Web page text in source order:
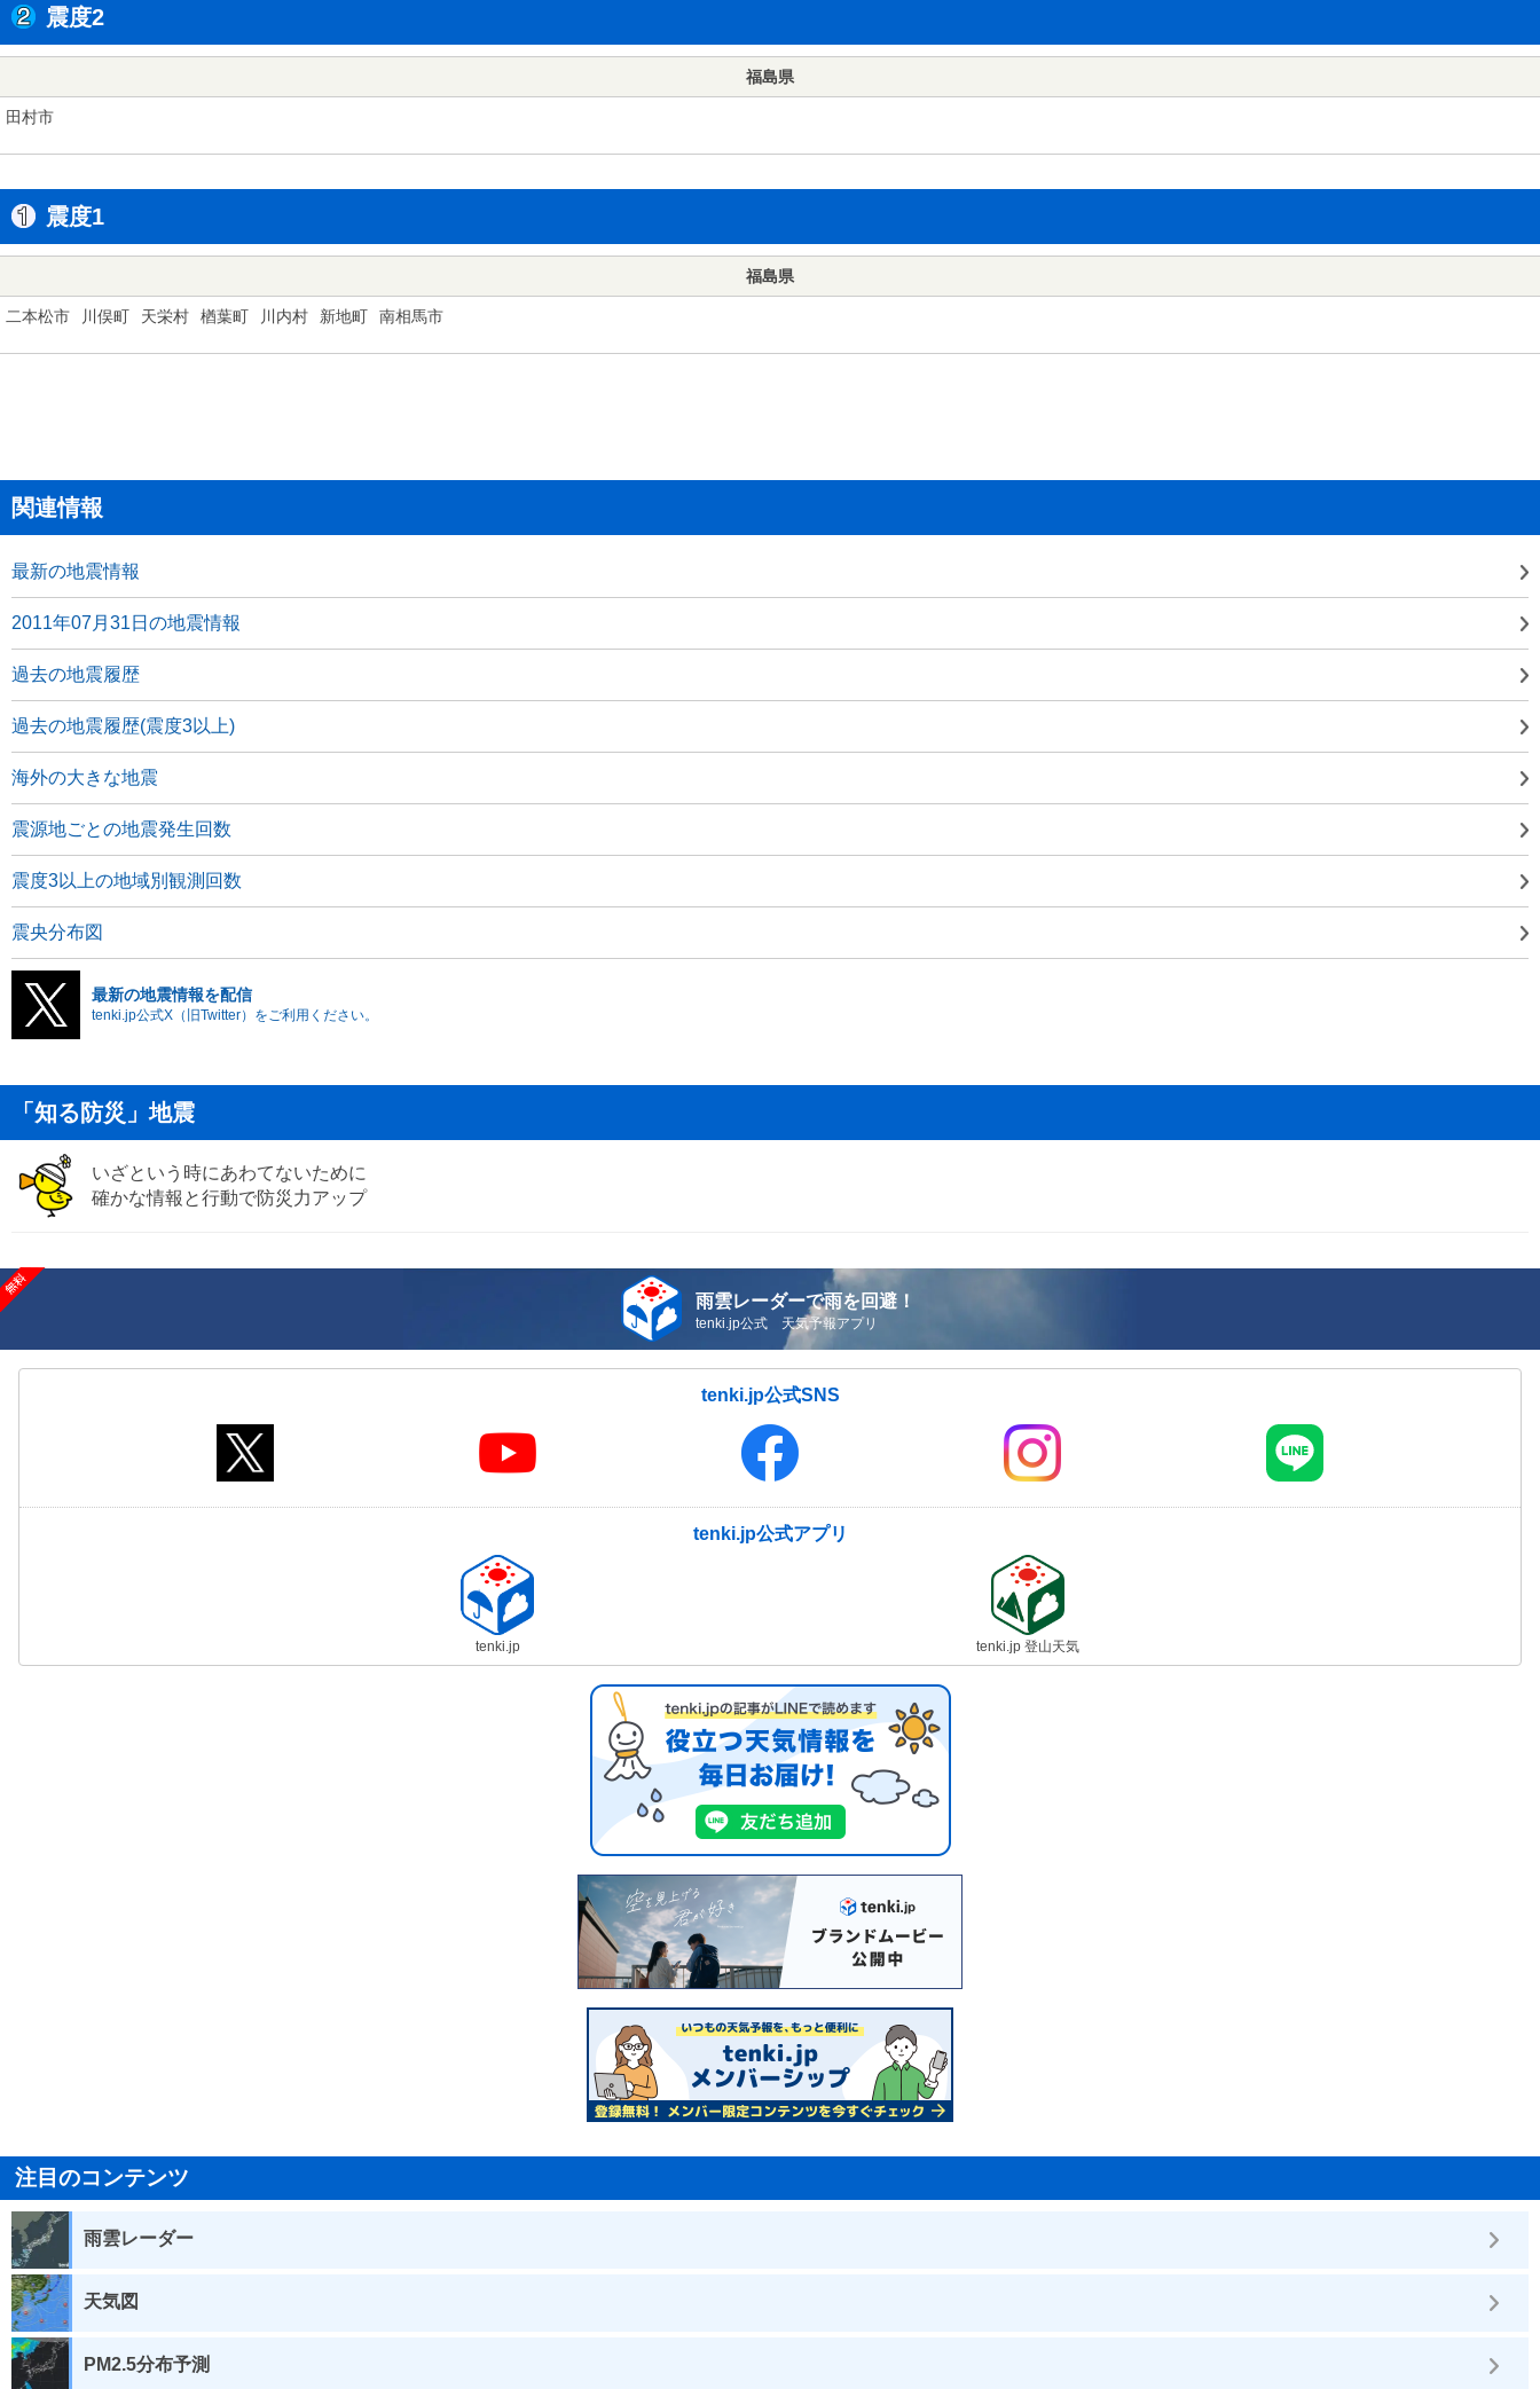
震度2
福島県
田村市
震度1
福島県
二本松市 川俣町 天栄村 楢葉町 川内村 新地町 南相馬市
関連情報
最新の地震情報
2011年07月31日の地震情報
過去の地震履歴
過去の地震履歴(震度3以上)
海外の大きな地震
震源地ごとの地震発生回数
震度3以上の地域別観測回数
震央分布図
最新の地震情報を配信
tenki.jp公式X（旧Twitter）をご利用ください。
「知る防災」地震
いざという時にあわてないために
確かな情報と行動で防災力アップ
雨雲レーダーで雨を回避！
tenki.jp公式 天気予報アプリ
tenki.jp公式SNS
tenki.jp公式アプリ
tenki.jp tenki.jp 登山天気
注目のコンテンツ
雨雲レーダー
天気図
PM2.5分布予測